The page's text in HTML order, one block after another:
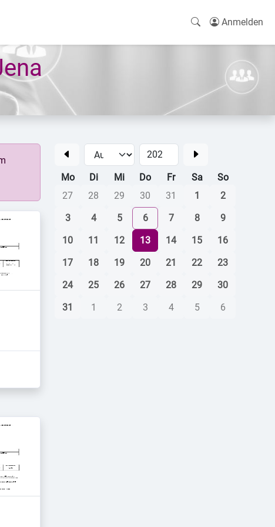
Anmelden
Mo Di Mi Do Fr Sa
So
27
28 29 30 31 1
2
3
4 5 6 7 8
9
10
11 12 13 14 15
16
17
18 19 20 21 22
23
24
25 26 27 28 29
30
31
1 2 3 4 5 6